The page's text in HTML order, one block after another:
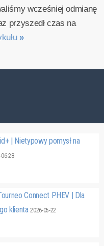
wcześniej odmianę
przyszedł czas na
»
| Nietypowy pomysł na
06-28
Connect PHEV | Dla
klienta2026-05-22